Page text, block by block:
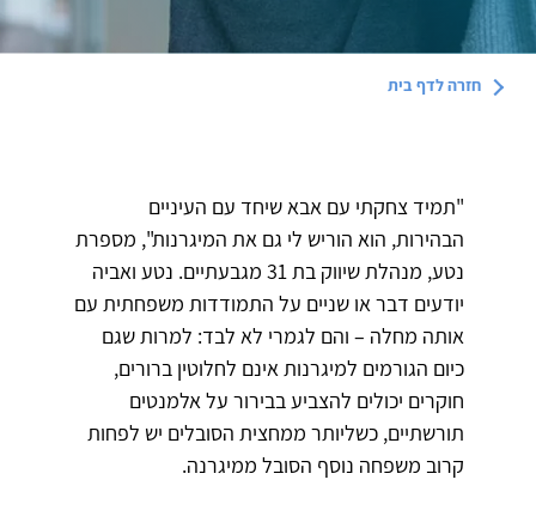
חזרה לדףבית
"תמיד צחקתי עם אבא שיחד עם העיניים
הבהירות, הוא הוריש לי גם את המיגרנות", מספרת
נטע, מנהלת שיווק בת 31 מגבעתיים. נטע ואביה
יודעים דבר או שניים על התמודדות משפחתית עם
אותה מחלה – והם לגמרי לא לבד: למרות שגם
כיום הגורמים למיגרנות אינם לחלוטין ברורים,
חוקרים יכולים להצביע בבירור על אלמנטים
תורשתיים, כשליותר ממחצית הסובלים יש לפחות
קרוב משפחה נוסף הסובל ממיגרנה.